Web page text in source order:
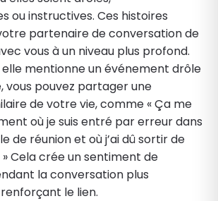
ou instructives. Ces histoires
partenaire de conversation de
vous à un niveau plus profond.
elle mentionne un événement drôle
vous pouvez partager une
de votre vie, comme « Ça me
où je suis entré par erreur dans
de réunion et où j’ai dû sortir de
Cela crée un sentiment de
la conversation plus
le lien.